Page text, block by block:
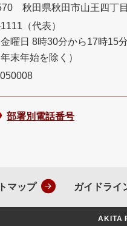
秋田県秋田市山王四丁
（代表）
曜日 8時30分から17時15
末年始を除く）
部署別電話番号
マップ ガイドライ
AKITA